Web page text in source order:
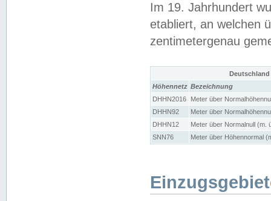
Im 19. Jahrhundert
etabliert, an welchen
zentimetergenau
Höhennetz Bezeichnung
DHHN2016
Meter über
DHHN92
Meter über
DHHN12
Meter über Normalnull (m.
SNN76
Meter über Höhennormal